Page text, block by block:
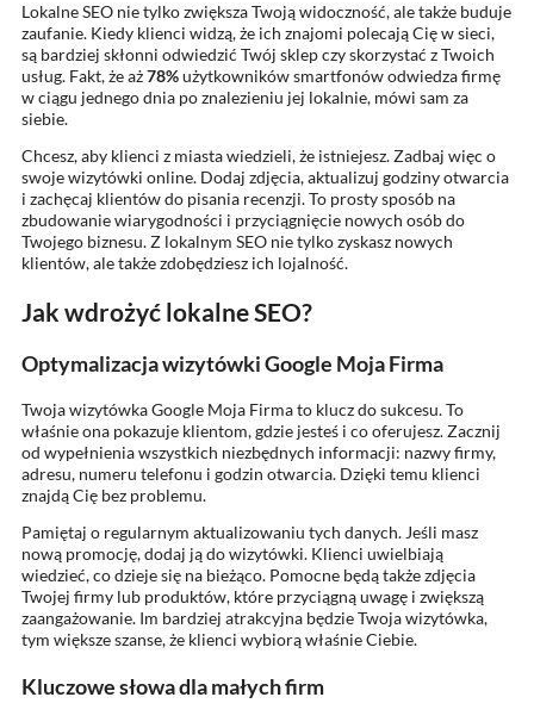
Lokalne SEO nie tylko zwiększa Twoją widoczność, ale także buduje
zaufanie. Kiedy klienci widzą, że ich znajomi polecają Cię w sieci,
są bardziej skłonni odwiedzić Twój sklep czy skorzystać z Twoich
usług. Fakt, że aż78%użytkowników smartfonów odwiedza firmę
w ciągu jednego dnia po znalezieniu jej lokalnie, mówi sam za
siebie.
Chcesz, aby klienci z miasta wiedzieli, że istniejesz. Zadbaj więc o
swoje wizytówki online. Dodaj zdjęcia, aktualizuj godziny otwarcia
i zachęcaj klientów do pisania recenzji. To prosty sposób na
zbudowanie wiarygodności i przyciągnięcie nowych osób do
Twojego biznesu. Z lokalnym SEO nie tylko zyskasz nowych
klientów, ale także zdobędziesz ich lojalność.
Jak wdrożyć lokalne SEO?
Optymalizacja wizytówki Google Moja Firma
Twoja wizytówka Google Moja Firma to klucz do sukcesu. To
właśnie ona pokazuje klientom, gdzie jesteś i co oferujesz. Zacznij
od wypełnienia wszystkich niezbędnych informacji: nazwy firmy,
adresu, numeru telefonu i godzin otwarcia. Dzięki temu klienci
znajdą Cię bez problemu.
Pamiętaj o regularnym aktualizowaniu tych danych. Jeśli masz
nową promocję, dodaj ją do wizytówki. Klienci uwielbiają
wiedzieć, co dzieje się na bieżąco. Pomocne będą także zdjęcia
Twojej firmy lub produktów, które przyciągną uwagę i zwiększą
zaangażowanie. Im bardziej atrakcyjna będzie Twoja wizytówka,
tym większe szanse, że klienci wybiorą właśnie Ciebie.
Kluczowe słowa dla małych firm